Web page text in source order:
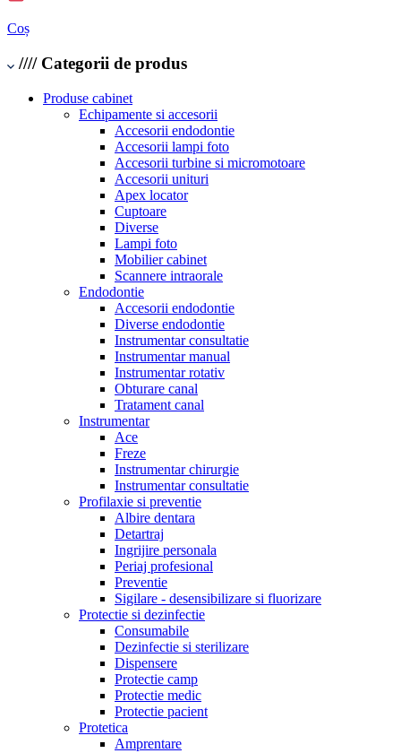
Coș
//// Categorii de produs
Produse cabinet
Echipamente si accesorii
Accesorii endodontie
Accesorii lampi foto
Accesorii turbine si micromotoare
Accesorii unituri
Apex locator
Cuptoare
Diverse
Lampi foto
Mobilier cabinet
Scannere intraorale
Endodontie
Accesorii endodontie
Diverse endodontie
Instrumentar consultatie
Instrumentar manual
Instrumentar rotativ
Obturare canal
Tratament canal
Instrumentar
Ace
Freze
Instrumentar chirurgie
Instrumentar consultatie
Profilaxie si preventie
Albire dentara
Detartraj
Ingrijire personala
Periaj profesional
Preventie
Sigilare - desensibilizare si fluorizare
Protectie si dezinfectie
Consumabile
Dezinfectie si sterilizare
Dispensere
Protectie camp
Protectie medic
Protectie pacient
Protetica
Amprentare